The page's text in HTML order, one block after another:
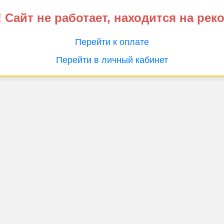
не работает, находится на
Перейти к оплате
Перейти в личный кабинет